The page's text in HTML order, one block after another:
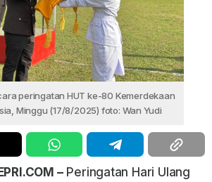
peringatan HUT ke-80 Kemerdekaan
Minggu (17/8/2025) foto: Wan Yudi
–Peringatan Hari Ulang